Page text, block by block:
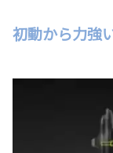
初動から力強